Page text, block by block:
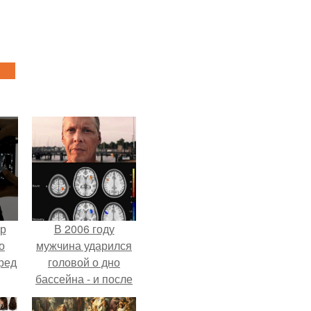
В 2006 году
мужчина ударился
головой о дно
бассейна - и после
этого его жизнь